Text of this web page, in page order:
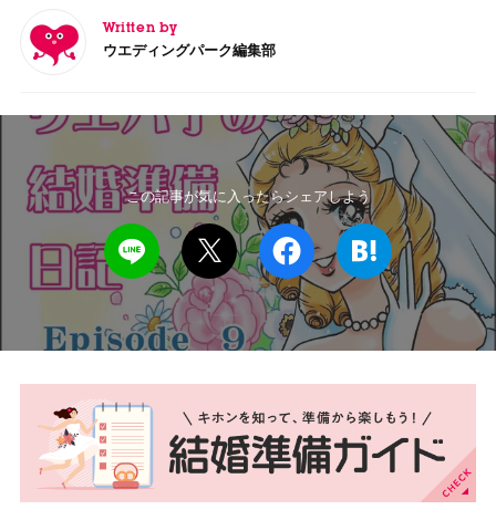
Written by
ウエディングパーク編集部
この記事が気に入ったらシェアしよう